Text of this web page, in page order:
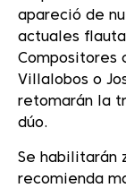
apareció de
actuales
Compositores
Villalobos o
retomarán la
dúo.
Se habilitarán
recomienda